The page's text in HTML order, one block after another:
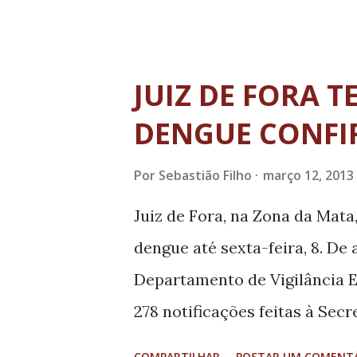
de abril, grupo 2, da letra F a J
grupo 4, da letra P a Z dia 19
os meses subsequentes,
dezembro, somando nove
imposto constante do
contribui, através de seu
essenciais necessários ao
JUIZ DE FORA
DENGUE
Por Sebastião Filho março 12, 2013
Juiz de Fora, na Zona da
dengue até sexta-feira, 8.
Departamento de Vigilância
278 notificações feitas à